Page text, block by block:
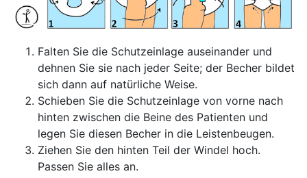
Falten Sie die Schutzeinlage auseinander und
dehnen Sie sie nach jeder Seite; der Becher bildet
sich dann auf natürliche Weise.
Schieben Sie die Schutzeinlage von vorne nach
hinten zwischen die Beine des Patienten und
legen Sie diesen Becher in die Leistenbeugen.
Ziehen Sie den hinten Teil der Windel hoch.
Passen Sie alles an.